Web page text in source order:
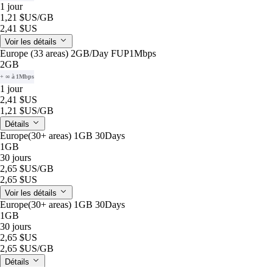
1 jour
1,21 $US/GB
2,41 $US
Voir les détails
Europe (33 areas) 2GB/Day FUP1Mbps
2GB
+ ∞ à 1Mbps
1 jour
2,41 $US
1,21 $US/GB
Détails
Europe(30+ areas) 1GB 30Days
1GB
30 jours
2,65 $US/GB
2,65 $US
Voir les détails
Europe(30+ areas) 1GB 30Days
1GB
30 jours
2,65 $US
2,65 $US/GB
Détails